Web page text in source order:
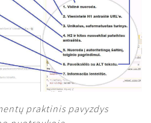
praktinis pavyzdys